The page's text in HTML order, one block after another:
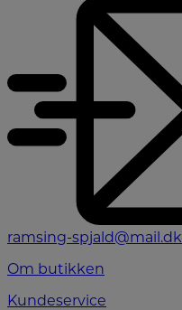
ramsing-spjald@mail.dk
Om butikken
Kundeservice